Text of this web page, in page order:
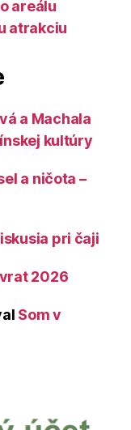
areálu
atrakciu
a Machala
kultúry
a ničota –
pri čaji
2026
Som v